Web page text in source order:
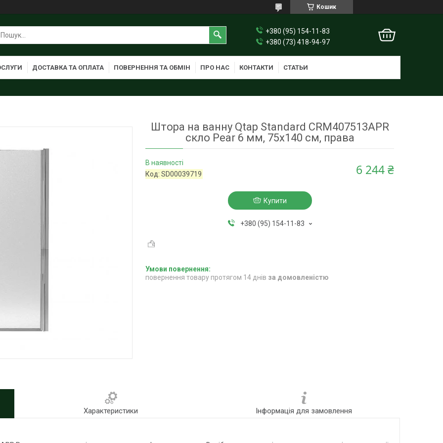
Кошик
+380 (95) 154-11-83
+380 (73) 418-94-97
ДОСТАВКА ТА ОПЛАТА ПОВЕРНЕННЯ ТА ОБМІН ПРО НАС КОНТАКТИ СТАТЬИ
Штора на ванну Qtap Standard CRM407513APR
скло Pear 6 мм, 75х140 см, права
В наявності
Код:SD00039719 6 244 ₴
Купити
+380 (95) 154-11-83
повернення товару протягом 14 днів за домовленістю
Характеристики Інформація для замовлення